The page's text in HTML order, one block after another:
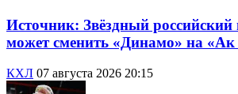
Источник: Звёздный
может сменить «Динамо» на «Ак
КХЛ 07 августа 2026 20:15